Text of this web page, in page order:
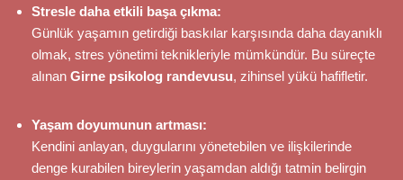
Stresle daha etkili başa çıkma:
Günlük yaşamın getirdiği baskılar karşısında daha dayanıklı
olmak, stres yönetimi teknikleriyle mümkündür. Bu süreçte
alınan Girne psikolog randevusu, zihinsel yükü hafifletir.
Yaşam doyumunun artması:
Kendini anlayan, duygularını yönetebilen ve ilişkilerinde
denge kurabilen bireylerin yaşamdan aldığı tatmin belirgin